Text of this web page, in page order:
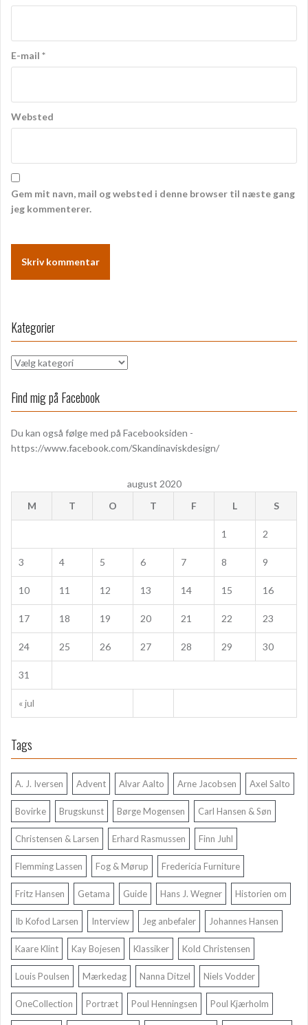
a
t
i
n
E-mail *
Websted
Gem mit navn, mail og websted i denne browser til næste gang
jeg kommenterer.
Kategorier
K
t
o
r
Find mig på Facebook
Du kan også følge med på Facebooksiden -
https://www.facebook.com/Skandinaviskdesign/
august 2020
M
T O T F L S
« jul
1 2
3 4 5 6 7 8 9
10 11 12 13 14 15 16
17 18 19 20 21 22 23
24 25 26 27 28 29 30
31
Tags
A. J. Iversen Advent Alvar Aalto Arne Jacobsen Axel Salto
Bovirke Brugskunst Børge Mogensen Carl Hansen & Søn
Christensen & Larsen Erhard Rasmussen Finn Juhl
Flemming Lassen Fog & Mørup Fredericia Furniture
Fritz Hansen Getama Guide Hans J. Wegner Historien om
Ib Kofod Larsen Interview Jeg anbefaler Johannes Hansen
Kaare Klint Kay Bojesen Klassiker Kold Christensen
Louis Poulsen Mærkedag Nanna Ditzel Niels Vodder
OneCollection Portræt Poul Henningsen Poul Kjærholm